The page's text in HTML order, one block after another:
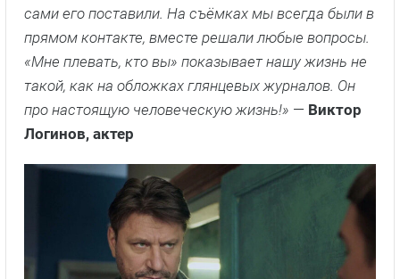
сами его поставили. На съёмках мы всегда были в
прямом контакте, вместе решали любые вопросы.
«Мне плевать, кто вы» показывает нашу жизнь не
такой, как на обложках глянцевых журналов. Он
про настоящую человеческую жизнь!» — Виктор
Логинов, актер